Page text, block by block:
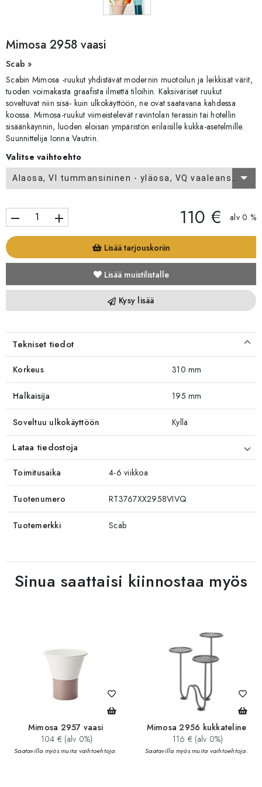
Mimosa 2958 vaasi
Scab »
Scabin Mimosa -ruukut yhdistävät modernin muotoilun ja leikkisät värit,
tuoden voimakasta graafista ilmettä tiloihin. Kaksiväriset ruukut
soveltuvat niin sisä- kuin ulkokäyttöön, ne ovat saatavana kahdessa
koossa. Mimosa-ruukut viimeistelevät ravintolan terassin tai hotellin
sisäänkäynnin, luoden eloisan ympäristön erilaisille kukka-asetelmille.
Suunnittelija Ionna Vautrin.
Valitse vaihtoehto
remove add 110 € alv 0 %
Lisää tarjouskoriin
Lisää muistilistalle
Kysy lisää
Tekniset tiedot
Korkeus 310 mm
Halkaisija 195 mm
Soveltuu ulkokäyttöön Kyllä
Lataa tiedostoja
Toimitusaika 4-6 viikkoa
Tuotenumero RT3767XX2958VIVQ
Tuotemerkki Scab
Sinua saattaisi kiinnostaa myös
Mimosa 2957 vaasi
104 € (alv 0%)
Saatavilla myös muita vaihtoehtoja.
Mimosa 2956 kukkateline
116 € (alv 0%)
Saatavilla myös muita vaihtoehtoja.